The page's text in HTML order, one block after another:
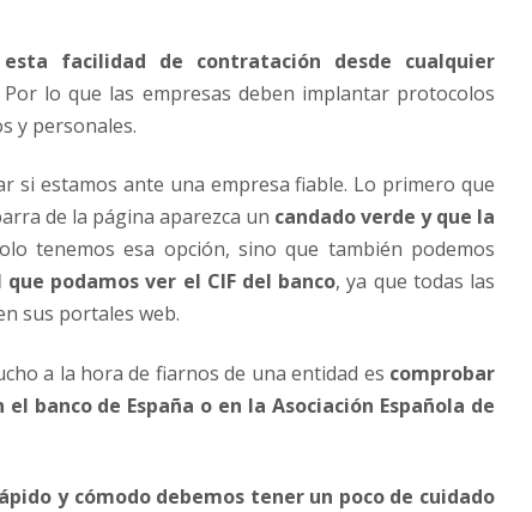
facilidad de contratación desde cualquier
lo que las empresas deben implantar protocolos
y personales.
si estamos ante una empresa fiable. Lo primero que
de la página aparezca un candado verde y que la
tenemos esa opción, sino que también podemos
podamos ver el CIF del banco, ya que todas las
sus portales web.
a la hora de fiarnos de una entidad es comprobar
banco de España o en la Asociación Española de
y cómodo debemos tener un poco de cuidado